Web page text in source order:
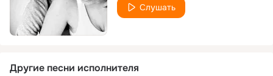
Слушать
Другие песни исполнителя